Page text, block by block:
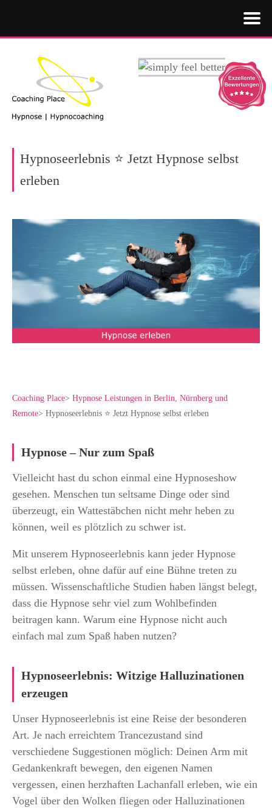
Hypnoseerlebnis ⭐ Jetzt Hypnose selbst
erleben
Coaching Place> Hypnose Leistungen in Berlin, Nürnberg und
Remote> Hypnoseerlebnis ⭐ Jetzt Hypnose selbst erleben
Hypnose – Nur zum Spaß
Vielleicht hast du schon einmal eine Hypnoseshow
gesehen. Menschen tun seltsame Dinge oder sind
überzeugt, ein Wattestäbchen nicht mehr heben zu
können, weil es plötzlich zu schwer ist.
Mit unserem Hypnoseerlebnis kann jeder Hypnose
selbst erleben, ohne dafür auf eine Bühne treten zu
müssen. Wissenschaftliche Studien haben längst belegt,
dass die Hypnose sehr viel zum Wohlbefinden
beitragen kann. Warum eine Hypnose nicht auch
einfach mal zum Spaß haben nutzen?
Hypnoseerlebnis: Witzige Halluzinationen
erzeugen
Unser Hypnoseerlebnis ist eine Reise der besonderen
Art. Je nach erreichtem Trancezustand sind
verschiedene Suggestionen möglich: Deinen Arm mit
Gedankenkraft bewegen, den eigenen Namen
vergessen, einen herzhaften Lachanfall erleben, wie ein
Vogel über den Wolken fliegen oder Halluzinationen